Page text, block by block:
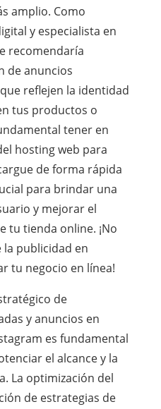
amplio. Como
y especialista en
recomendaría
de anuncios
reflejen la identidad
tus productos o
tener en
hosting web para
de forma rápida
para brindar una
y mejorar el
tu tienda online. ¡No
publicidad en
tu negocio en línea!
de
y anuncios en
es fundamental
el alcance y la
La optimización del
de estrategias de